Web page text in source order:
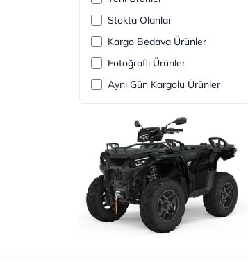
Stokta Olanlar
Kargo Bedava Ürünler
Fotoğraflı Ürünler
Aynı Gün Kargolu Ürünler